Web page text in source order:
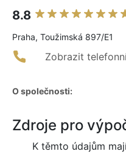
8.8
Praha, Toužimská 897/E1
Zobrazit
O společnosti:
Zdroje pro
K těmto údajům